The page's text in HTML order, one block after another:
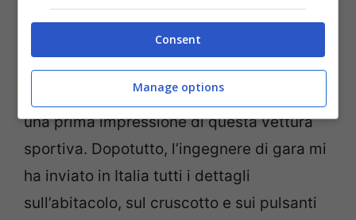
diventare rilevante, allora mi preparerò in
modo diverso per questa competizione”,
ha dichiarato il 31enne pilota di moto GP.
“Ma ora si tratta solo di conoscere e avere
una prima impressione di questa vettura
sportiva. Dopotutto, l’ingegnere di gara mi
ha inviato in Italia tutti i dettagli
sull’abitacolo, sul cruscotto e sui pulsanti
Consent
Manage options